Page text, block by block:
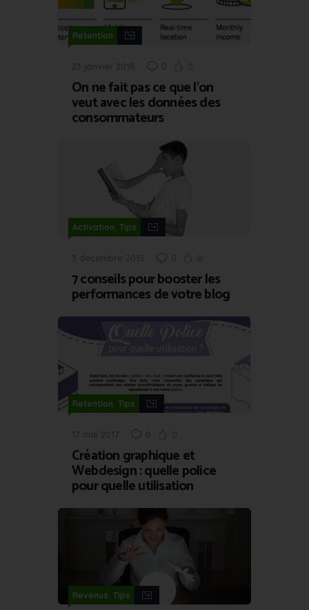
Retention
23 janvier 2018 0 0
On ne fait pas ce que l’on
veut avec les données des
consommateurs
Activation, Tips
3 décembre 2015 0 0
7 conseils pour booster les
performances de votre blog
Retention, Tips
17 mai 2017 0 0
Création graphique et
Webdesign : quelle police
pour quelle utilisation
Revenus, Tips